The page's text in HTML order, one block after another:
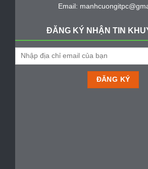
Email:
ĐĂNG KÝ NHẬN TIN